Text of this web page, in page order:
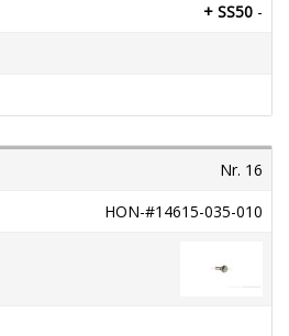
+ SS50 -
Nr. 16
HON-#14615-035-010